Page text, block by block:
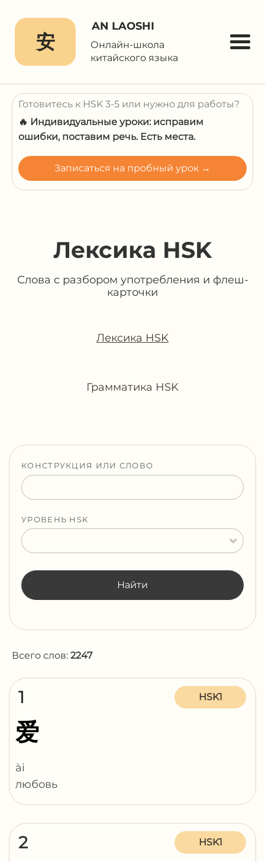
安
AN LAOSHI
Онлайн-школа
китайского языка
Готовитесь к HSK 3-5 или нужно для работы?
🔥 Индивидуальные уроки: исправим
ошибки, поставим речь. Есть места.
Записаться на пробный урок →
Лексика HSK
Слова с разбором употребления и флеш-
карточки
Лексика HSK
Грамматика HSK
КОНСТРУКЦИЯ ИЛИ СЛОВО
УРОВЕНЬ HSK
Найти
Всего слов: 2247
1 HSK1
爱
ài
любовь
2 HSK1